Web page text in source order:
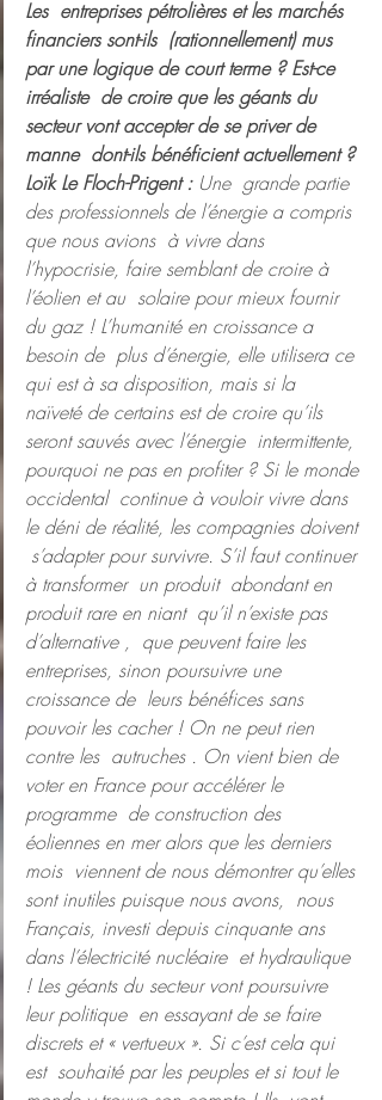
Les  entreprises pétrolières et les marchés
financiers sont-ils  (rationnellement) mus
par une logique de court terme ? Est-ce
irréaliste  de croire que les géants du
secteur vont accepter de se priver de
manne  dont-ils bénéficient actuellement ?
Loïk Le Floch-Prigent : Une  grande partie
des professionnels de l’énergie a compris
que nous avions  à vivre dans
l’hypocrisie, faire semblant de croire à
l’éolien et au  solaire pour mieux fournir
du gaz ! L’humanité en croissance a
besoin de  plus d’énergie, elle utilisera ce
qui est à sa disposition, mais si la
naïveté de certains est de croire qu’ils
seront sauvés avec l’énergie  intermittente,
pourquoi ne pas en profiter ? Si le monde
occidental  continue à vouloir vivre dans
le déni de réalité, les compagnies doivent
s’adapter pour survivre. S’il faut continuer
à transformer  un produit  abondant en
produit rare en niant  qu’il n’existe pas
d’alternative ,  que peuvent faire les
entreprises, sinon poursuivre une
croissance de  leurs bénéfices sans
pouvoir les cacher ! On ne peut rien
contre les  autruches . On vient bien de
voter en France pour accélérer le
programme  de construction des
éoliennes en mer alors que les derniers
mois  viennent de nous démontrer qu’elles
sont inutiles puisque nous avons,  nous
Français, investi depuis cinquante ans
dans l’électricité nucléaire  et hydraulique
! Les géants du secteur vont poursuivre
leur politique  en essayant de se faire
discrets et « vertueux ». Si c’est cela qui
est  souhaité par les peuples et si tout le